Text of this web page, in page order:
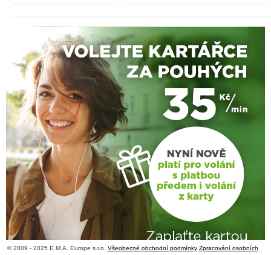
© 2009 - 2025 E.M.A. Europe s.r.o. Všeobecné obchodní podmínky Zpracování osobních